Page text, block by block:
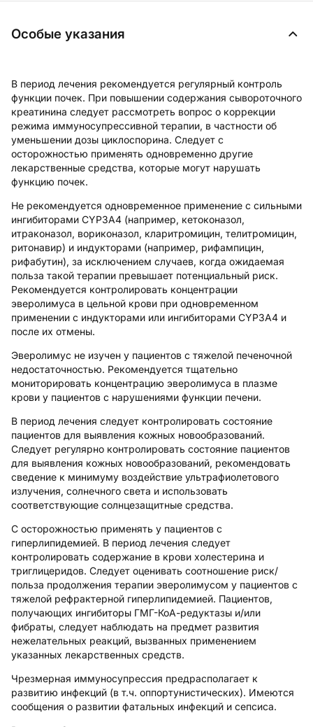
Особые указания
В период лечения рекомендуется регулярный контроль
функции почек. При повышении содержания сывороточного
креатинина следует рассмотреть вопрос о коррекции
режима иммуносупрессивной терапии, в частности об
уменьшении дозы циклоспорина. Следует с
осторожностью применять одновременно другие
лекарственные средства, которые могут нарушать
функцию почек.
Не рекомендуется одновременное применение с сильными
ингибиторами CYP3A4 (например, кетоконазол,
итраконазол, вориконазол, кларитромицин, телитромицин,
ритонавир) и индукторами (например, рифампицин,
рифабутин), за исключением случаев, когда ожидаемая
польза такой терапии превышает потенциальный риск.
Рекомендуется контролировать концентрации
эверолимуса в цельной крови при одновременном
применении с индукторами или ингибиторами CYP3A4 и
после их отмены.
Эверолимус не изучен у пациентов с тяжелой печеночной
недостаточностью. Рекомендуется тщательно
мониторировать концентрацию эверолимуса в плазме
крови у пациентов с нарушениями функции печени.
В период лечения следует контролировать состояние
пациентов для выявления кожных новообразований.
Следует регулярно контролировать состояние пациентов
для выявления кожных новообразований, рекомендовать
сведение к минимуму воздействие ультрафиолетового
излучения, солнечного света и использовать
соответствующие солнцезащитные средства.
С осторожностью применять у пациентов с
гиперлипидемией. В период лечения следует
контролировать содержание в крови холестерина и
триглицеридов. Следует оценивать соотношение риск/
польза продолжения терапии эверолимусом у пациентов с
тяжелой рефрактерной гиперлипидемией. Пациентов,
получающих ингибиторы ГМГ-КоА-редуктазы и/или
фибраты, следует наблюдать на предмет развития
нежелательных реакций, вызванных применением
указанных лекарственных средств.
Чрезмерная иммуносупрессия предрасполагает к
развитию инфекций (в т.ч. оппортунистических). Имеются
сообщения о развитии фатальных инфекций и сепсиса.